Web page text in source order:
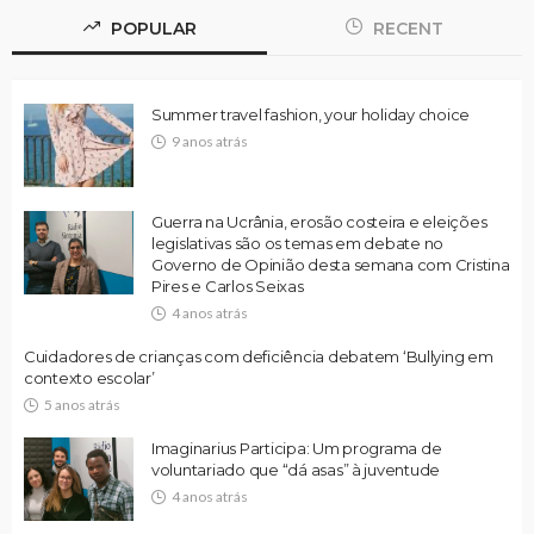
POPULAR RECENT
Summer travel fashion, your holiday choice
9 anos atrás
Guerra na Ucrânia, erosão costeira e eleições
legislativas são os temas em debate no
Governo de Opinião desta semana com Cristina
Pires e Carlos Seixas
4 anos atrás
Cuidadores de crianças com deficiência debatem ‘Bullying em
contexto escolar’
5 anos atrás
Imaginarius Participa: Um programa de
voluntariado que “dá asas” à juventude
4 anos atrás